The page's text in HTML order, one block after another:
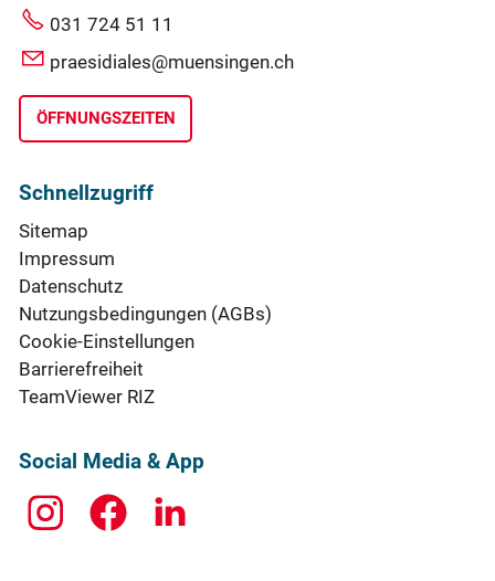
031 724 51 11
praesidiales@muensingen.ch
ÖFFNUNGSZEITEN
Schnellzugriff
Sitemap
Impressum
Datenschutz
Nutzungsbedingungen (AGBs)
Cookie-Einstellungen
Barrierefreiheit
TeamViewer RIZ
Social Media & App